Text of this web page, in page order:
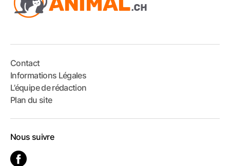
Contact
Informations Légales
L’équipe de rédaction
Plan du site
Nous suivre